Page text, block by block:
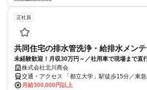
正社員
共同住宅の排水管洗浄・給排水メン
未経験歓迎！月収30万円～／社用車で現場まで直
株式会社北川商会
交通・アクセス 「都立大学」駅徒歩15分／東
番」徒歩2分
月給300,000円以上